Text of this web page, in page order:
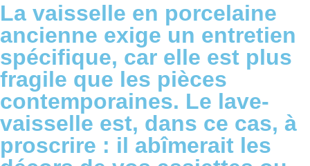
La vaisselle en porcelaine
ancienne exige un entretien
spécifique, car elle est plus
fragile que les pièces
contemporaines. Le lave-
vaisselle est, dans ce cas, à
proscrire : il abîmerait les